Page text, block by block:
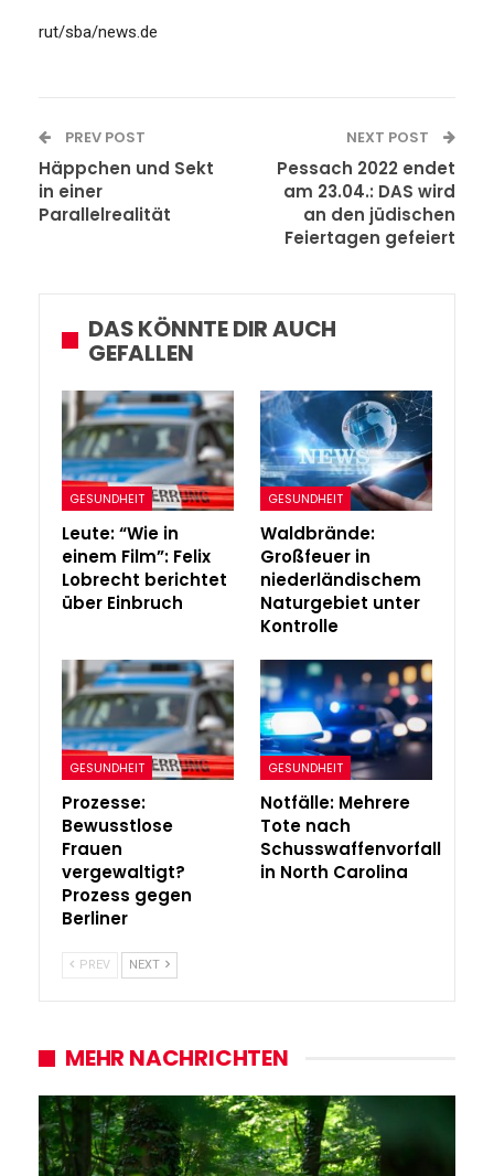
rut/sba/news.de
PREV POST
Häppchen und Sekt
in einer
Parallelrealität
NEXT POST
Pessach 2022 endet
am 23.04.: DAS wird
an den jüdischen
Feiertagen gefeiert
DAS KÖNNTE DIR AUCH
GEFALLEN
GESUNDHEIT
Leute: “Wie in
einem Film”: Felix
Lobrecht berichtet
über Einbruch
GESUNDHEIT
Waldbrände:
Großfeuer in
niederländischem
Naturgebiet unter
Kontrolle
GESUNDHEIT
Prozesse:
Bewusstlose
Frauen
vergewaltigt?
Prozess gegen
Berliner
GESUNDHEIT
Notfälle: Mehrere
Tote nach
Schusswaffenvorfall
in North Carolina
PREV NEXT
MEHR NACHRICHTEN